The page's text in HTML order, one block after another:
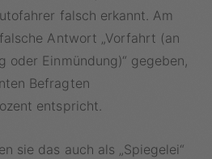
falsch erkannt. Am
Antwort „Vorfahrt (an
oder Einmündung)“ gegeben,
Befragten
entspricht.
sie das auch als „Spiegelei“